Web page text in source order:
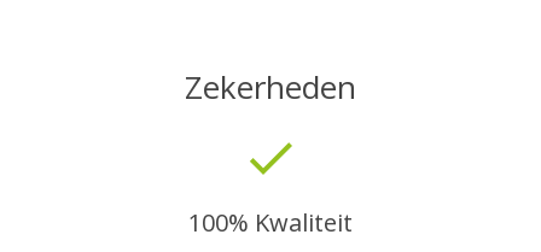
Zekerheden
done
100% Kwaliteit